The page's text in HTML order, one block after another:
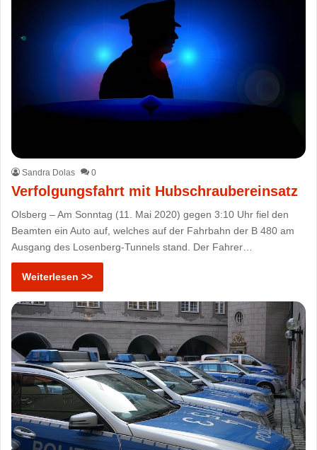
Sandra Dolas 0
Verfolgungsfahrt mit Hubschraubereinsatz
Olsberg – Am Sonntag (11. Mai 2020) gegen 3:10 Uhr fiel den
Beamten ein Auto auf, welches auf der Fahrbahn der B 480 am
Ausgang des Losenberg-Tunnels stand. Der Fahrer…
Weiterlesen >>